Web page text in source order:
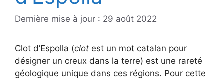
Dernière mise à jour : 29 août 2022
Clot d’Espolla (clot est un mot catalan pour
désigner un creux dans la terre) est une rareté
géologique unique dans ces régions. Pour cette